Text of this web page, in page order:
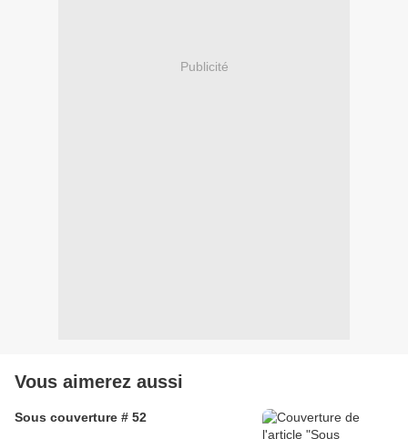
Publicité
Vous aimerez aussi
Sous couverture # 52